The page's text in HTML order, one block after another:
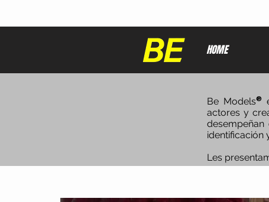
HOME
Be Models®
actores y
identificación
Les